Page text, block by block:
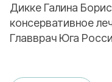
Дикке Галина
консервативное
Главврач Юга